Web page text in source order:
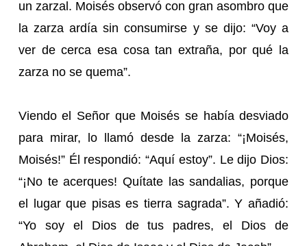
un zarzal. Moisés observó con gran asombro que
la zarza ardía sin consumirse y se dijo: “Voy a
ver de cerca esa cosa tan extraña, por qué la
zarza no se quema”.
Viendo el Señor que Moisés se había desviado
para mirar, lo llamó desde la zarza: “¡Moisés,
Moisés!” Él respondió: “Aquí estoy”. Le dijo Dios:
“¡No te acerques! Quítate las sandalias, porque
el lugar que pisas es tierra sagrada”. Y añadió:
“Yo soy el Dios de tus padres, el Dios de